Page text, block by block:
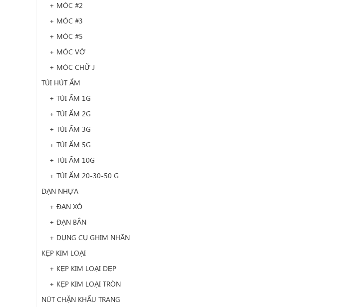
+ MÓC #2
+ MÓC #3
+ MÓC #5
+ MÓC VỚ
+ MÓC CHỮ J
TÚI HÚT ẨM
+ TÚI ẨM 1G
+ TÚI ẨM 2G
+ TÚI ẨM 3G
+ TÚI ẨM 5G
+ TÚI ẨM 10G
+ TÚI ẨM 20-30-50 G
ĐẠN NHỰA
+ ĐẠN XỎ
+ ĐẠN BẮN
+ DỤNG CỤ GHIM NHÃN
KẸP KIM LOẠI
+ KẸP KIM LOẠI DẸP
+ KẸP KIM LOẠI TRÒN
NÚT CHẶN KHẨU TRANG